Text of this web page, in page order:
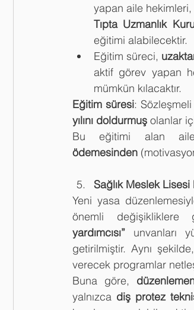
yapan aile hekimleri,
Tıpta Uzmanlık
eğitimi alabilecektir.
Eğitim süreci,
aktif görev yapan
mümkün kılacaktır.
Eğitim süresi:
yılını doldurmuş olanlar
Bu eğitimi alan
ödemesinden
Sağlık Meslek
Yeni yasa
önemli değişikliklere
yardımcısı” unvanları
getirilmiştir. Aynı şekilde,
verecek programlar
Buna göre,
yalnızca diş protez